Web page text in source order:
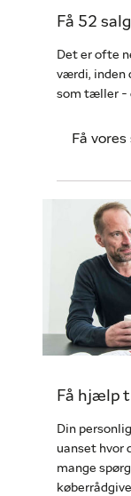
Få 52
Det er ofte
værdi, inden
som tæller -
Få
Få hjælp
Din
uanset hvor
mange